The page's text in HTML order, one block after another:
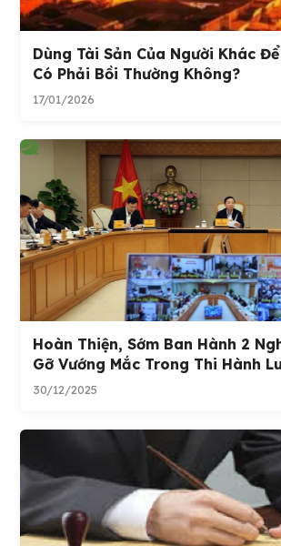
Dùng Tài Sản Của Người Khác
Có Phải Bồi Thường Không?
17/01/2026
Hoàn Thiện, Sớm Ban Hành 2
Gỡ Vướng Mắc Trong Thi Hành
30/12/2025